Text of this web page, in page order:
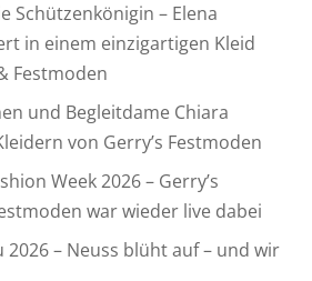
Schützenkönigin – Elena
in einem einzigartigen Kleid
Festmoden
und Begleitdame Chiara
von Gerry’s Festmoden
Week 2026 – Gerry’s
war wieder live dabei
2026 – Neuss blüht auf – und wir